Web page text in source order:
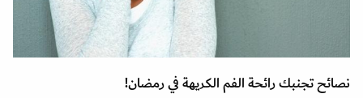
نصائح تجنبك رائحة الفم الكريهة في رمضان!